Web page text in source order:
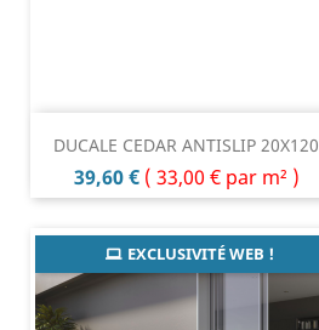
DUCALE CEDAR ANTISLIP 20X120
Prix
39,60 € ( 33,00 € par m² )
EXCLUSIVITÉ WEB !